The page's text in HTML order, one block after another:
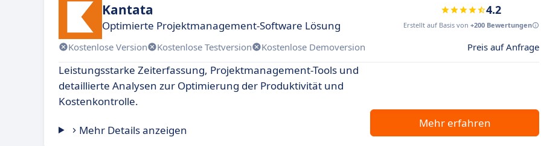
Kantata
Optimierte Projektmanagement-Software Lösung
4.2
Erstellt auf Basis von +200 Bewertungen
Kostenlose Version Kostenlose Testversion Kostenlose Demoversion Preis auf Anfrage
Leistungsstarke Zeiterfassung, Projektmanagement-Tools und
detaillierte Analysen zur Optimierung der Produktivität und
Kostenkontrolle.
Mehr Details anzeigen
Mehr erfahren